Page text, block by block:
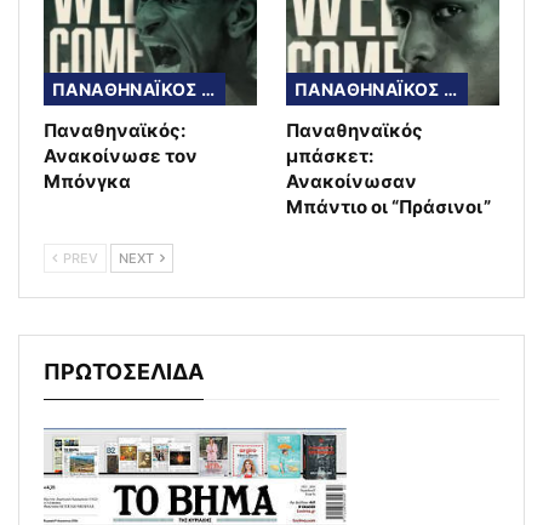
ΠΑΝΑΘΗΝΑΪΚΟΣ ΜΠΑΣΚΕΤ
Παναθηναϊκός:
Ανακοίνωσε τον
Μπόνγκα
ΠΑΝΑΘΗΝΑΪΚΟΣ ΜΠΑΣΚΕΤ
Παναθηναϊκός
μπάσκετ:
Ανακοίνωσαν
Μπάντιο οι “Πράσινοι”
PREV NEXT
ΠΡΩΤΟΣΕΛΙΔΑ